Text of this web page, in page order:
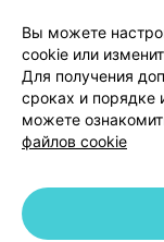
Храните
месте так,
3 года.
Не
указанного на
последний день
Не
Вы можете
cookie или
Для получения
сроках и порядке
можете
файлов cookie